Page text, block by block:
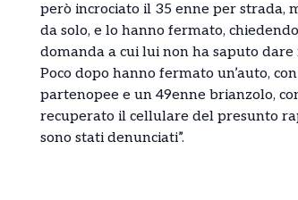
però incrociato il 35 enne per strada,
da solo, e lo hanno fermato,
domanda a cui lui non ha saputo dare
Poco dopo hanno fermato un’auto,
partenopee e un 49enne brianzolo,
recuperato il cellulare del presunto
sono stati denunciati”.